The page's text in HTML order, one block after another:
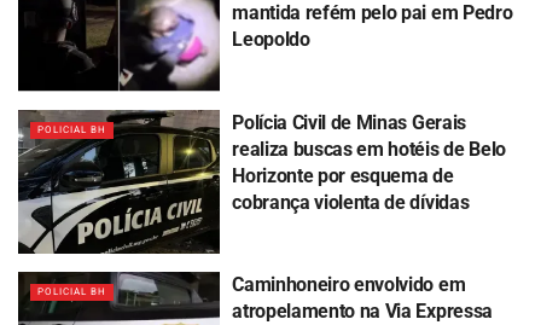
mantida refém pelo pai em Pedro
Leopoldo
POLICIAL BH
Polícia Civil de Minas Gerais
realiza buscas em hotéis de Belo
Horizonte por esquema de
cobrança violenta de dívidas
POLICIAL BH
Caminhoneiro envolvido em
atropelamento na Via Expressa